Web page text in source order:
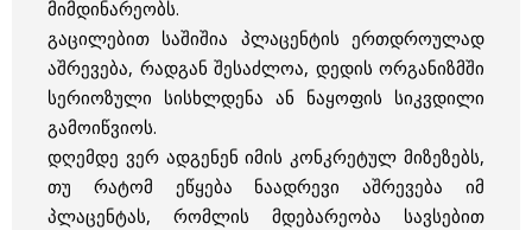
მიმდინარეობს.
გაცილებით საშიშია პლაცენტის ერთდროულად
აშრევება, რადგან შესაძლოა, დედის ორგანიზმში
სერიოზული სისხლდენა ან ნაყოფის სიკვდილი
გამოიწვიოს.
დღემდე ვერ ადგენენ იმის კონკრეტულ მიზეზებს,
თუ რატომ ეწყება ნაადრევი აშრევება იმ
პლაცენტას, რომლის მდებარეობა სავსებით